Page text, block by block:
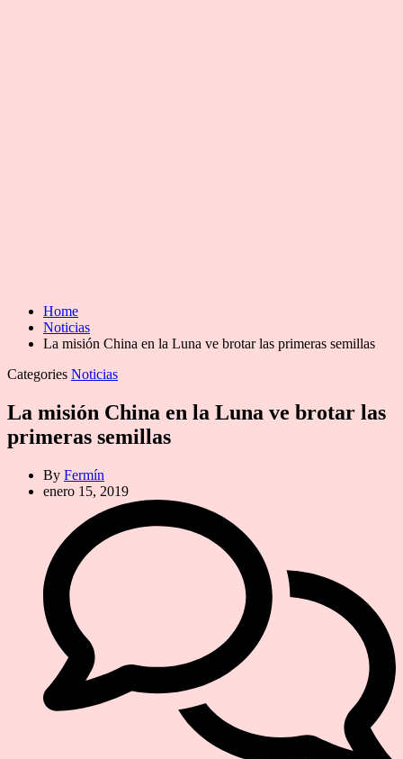
Home
Noticias
La misión China en la Luna ve brotar las primeras semillas
Categories Noticias
La misión China en la Luna ve brotar las
primeras semillas
By Fermín
enero 15, 2019